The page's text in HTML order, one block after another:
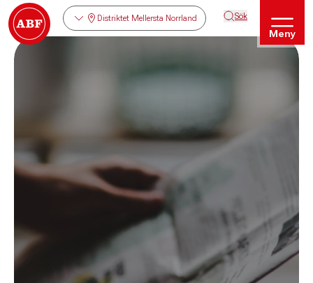
Distriktet Mellersta Norrland Sök
Meny